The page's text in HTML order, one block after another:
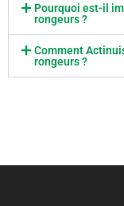
Pourquoi est-il
rongeurs ?
Comment
rongeurs ?